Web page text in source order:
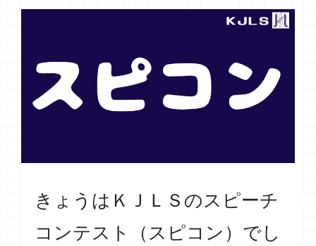
きょうはＫＪＬＳのスピーチ
コンテスト（スピコン）でし